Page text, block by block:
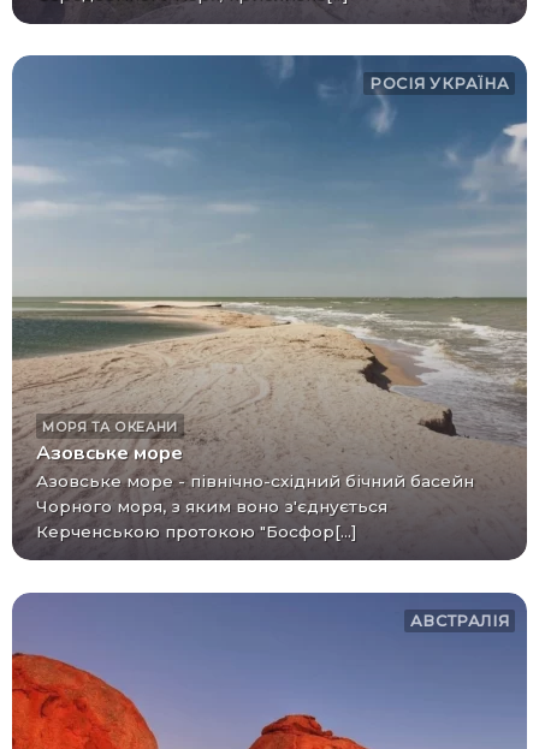
РОСІЯ УКРАЇНА
МОРЯ ТА ОКЕАНИ
Азовське море
Азовське море - північно-східний бічний басейн
Чорного моря, з яким воно з'єднується
Керченською протокою "Босфор[...]
АВСТРАЛІЯ